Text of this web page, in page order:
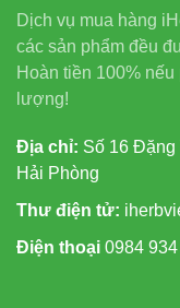
Dịch vụ mua hàng
các sản phẩm đều
Hoàn tiền 100%
lượng!
Địa chỉ: Số 16 Đặng
Hải Phòng
Thư điện tử:
Điện thoại 0984